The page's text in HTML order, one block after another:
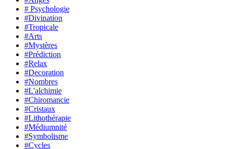
# Psychologie
#Divination
#Tropicale
#Arts
#Mystères
#Prédiction
#Relax
#Decoration
#Nombres
#L'alchimie
#Chiromancie
#Cristaux
#Lithothérapie
#Médiumnité
#Symbolisme
#Cycles